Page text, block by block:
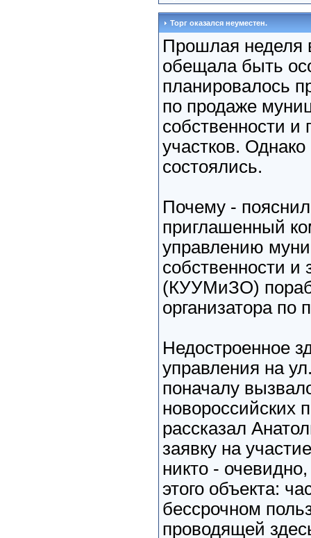
Торг оказался неуместен.
Прошлая неделя
обещала быть
планировалось
по продаже
собственности
участков. Однако
состоялись.
Почему -
приглашенный
управлению
собственности
(КУУМиЗО)
организатора по
Недостроенное
управления на
поначалу
новороссийских
рассказал
заявку на
никто -
этого объекта:
бессрочном
проводящей